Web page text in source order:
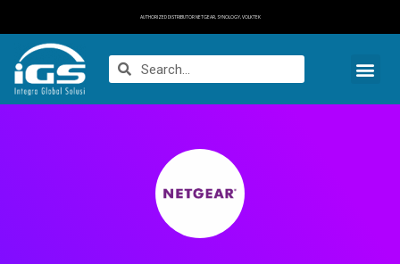
AUTHORIZED DISTRIBUTOR NETGEAR, SYNOLOGY, VOLKTEK